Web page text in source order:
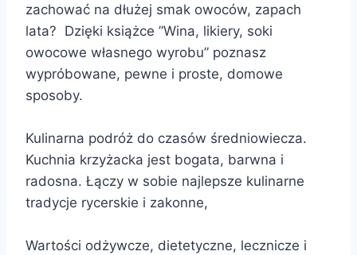
zachować na dłużej smak owoców, zapach
lata? Dzięki książce ”Wina, likiery, soki
owocowe własnego wyrobu” poznasz
wypróbowane, pewne i proste, domowe
sposoby.
Kulinarna podróż do czasów średniowiecza.
Kuchnia krzyżacka jest bogata, barwna i
radosna. Łączy w sobie najlepsze kulinarne
tradycje rycerskie i zakonne,
Wartości odżywcze, dietetyczne, lecznicze i